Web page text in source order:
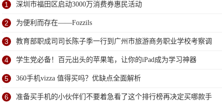
1 深圳市福田区启动3000万消费券惠民活动
2 为便利而存在——Fozzils
3 教育部职成司司长陈子季一行到广州市旅游商务职业学校考察调
研
4 学生党必备！百元出头的苹果笔，让你的iPad成为学习神器
5 360手机vizza 值得买吗？优缺点全面解析
6 准备买手机的小伙伴们不要着急看了这个排行榜再决定买哪款手